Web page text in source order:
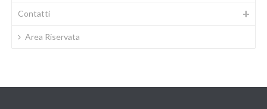
Contatti
Area Riservata